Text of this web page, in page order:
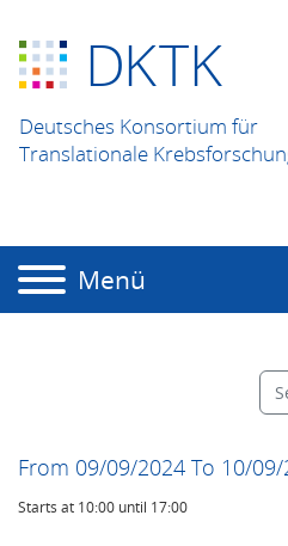
DKTK
Deutsches Konsortium für
Translationale
Menü
From 09/09/2024 To 10/
Starts at 10:00 until 17:00